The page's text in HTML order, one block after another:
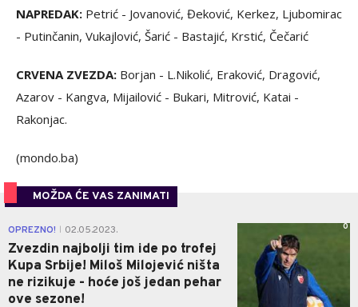
NAPREDAK: Petrić - Jovanović, Đeković, Kerkez, Ljubomirac
- Putinčanin, Vukajlović, Šarić - Bastajić, Krstić, Čečarić
CRVENA ZVEZDA: Borjan - L.Nikolić, Eraković, Dragović,
Azarov - Kangva, Mijailović - Bukari, Mitrović, Katai -
Rakonjac.
(mondo.ba)
MOŽDA ĆE VAS ZANIMATI
OPREZNO! 02.05.2023.
Zvezdin najbolji tim ide po trofej
Kupa Srbije! Miloš Milojević ništa
ne rizikuje - hoće još jedan pehar
ove sezone!
0